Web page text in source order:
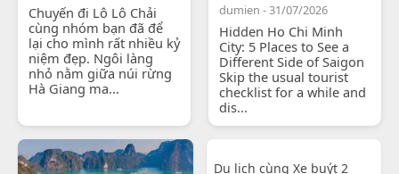
Chuyến đi Lô Lô Chải
cùng nhóm bạn đã để
lại cho mình rất nhiều kỷ
niệm đẹp. Ngôi làng
nhỏ nằm giữa núi rừng
Hà Giang ma...
dumien - 31/07/2026
Hidden Ho Chi Minh
City: 5 Places to See a
Different Side of Saigon
Skip the usual tourist
checklist for a while and
dis...
Du lịch cùng Xe buýt 2